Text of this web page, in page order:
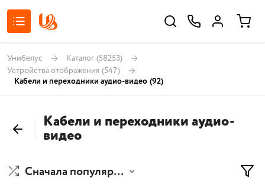
Унибелус Каталог (58253)
Устройства отображения (547)
Кабели и переходники аудио-видео (92)
Кабели и переходники аудио-
видео
Сначала популярные